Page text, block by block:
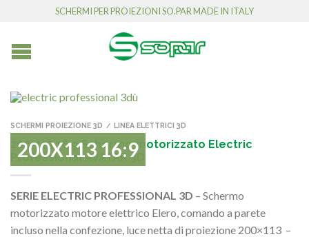
SCHERMI PER PROIEZIONI SO.PAR MADE IN ITALY
200X113 16:9
SCHERMI PROIEZIONE 3D / LINEA ELETTRICI 3D
200×113 16:9 Schermo motorizzato Electric
Professional AVATAR 3D
SERIE ELECTRIC PROFESSIONAL 3D – Schermo
motorizzato motore elettrico Elero, comando a parete
incluso nella confezione, luce netta di proiezione 200×113 –